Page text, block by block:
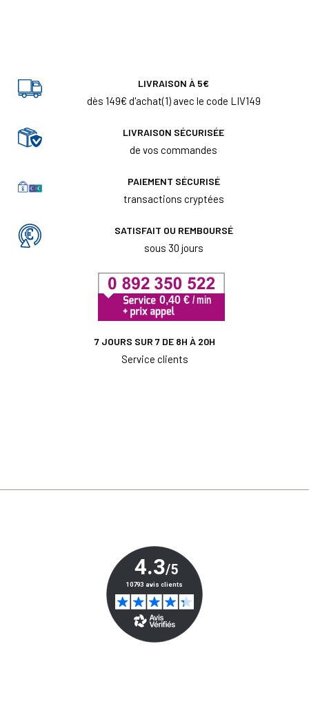
LIVRAISON À 5€
dès 149€ d'achat(1) avec le code LIV149
LIVRAISON SÉCURISÉE
de vos commandes
PAIEMENT SÉCURISÉ
transactions cryptées
SATISFAIT OU REMBOURSÉ
sous 30 jours
7 JOURS SUR 7 DE 8H À 20H
Service clients